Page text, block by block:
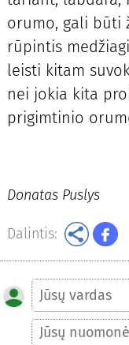
orumo, gali būti
rūpintis
leisti kitam
nei jokia kita
prigimtinio
Donatas Puslys
Dalintis: